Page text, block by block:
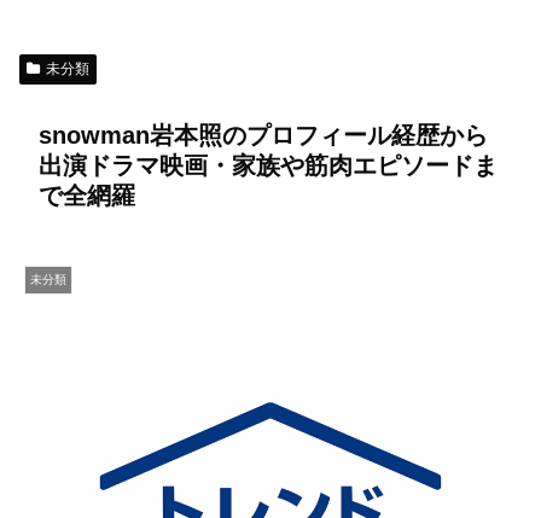
未分類
snowman岩本照のプロフィール経歴から
出演ドラマ映画・家族や筋肉エピソードま
で全網羅
未分類